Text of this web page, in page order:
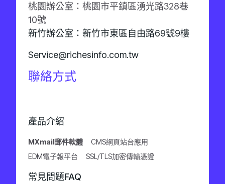
桃園辦公室：桃園市平鎮區湧光路328巷
10號
新竹辦公室：新竹市東區自由路69號9樓
Service@richesinfo.com.tw
聯絡方式
產品介紹
MXmail郵件軟體
CMS網頁站台應用
EDM電子報平台
SSL/TLS加密傳輸憑證
常見問題FAQ